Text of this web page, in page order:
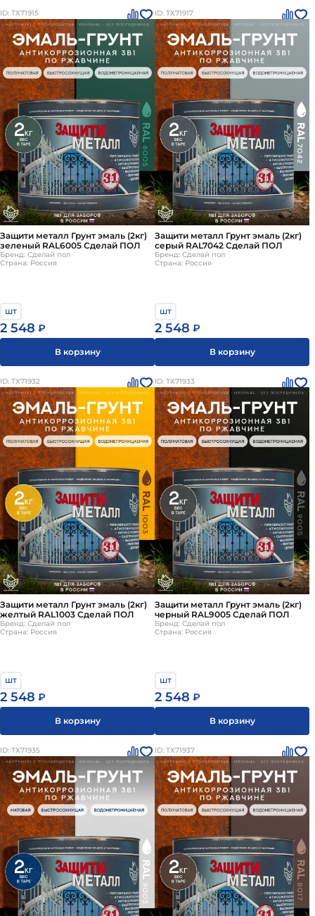
ID: ТХ71915
Защити металл Грунт эмаль (2кг)
зеленый RAL6005 Сделай ПОЛ
Бренд: Сделай пол
Страна: Россия
шт
2 548 ₽
В корзину
ID: ТХ71917
Защити металл Грунт эмаль (2кг)
серый RAL7042 Сделай ПОЛ
Бренд: Сделай пол
Страна: Россия
шт
2 548 ₽
В корзину
ID: ТХ71932
Защити металл Грунт эмаль (2кг)
желтый RAL1003 Сделай ПОЛ
Бренд: Сделай пол
Страна: Россия
шт
2 548 ₽
В корзину
ID: ТХ71933
Защити металл Грунт эмаль (2кг)
черный RAL9005 Сделай ПОЛ
Бренд: Сделай пол
Страна: Россия
шт
2 548 ₽
В корзину
ID: ТХ71935 ID: ТХ71937